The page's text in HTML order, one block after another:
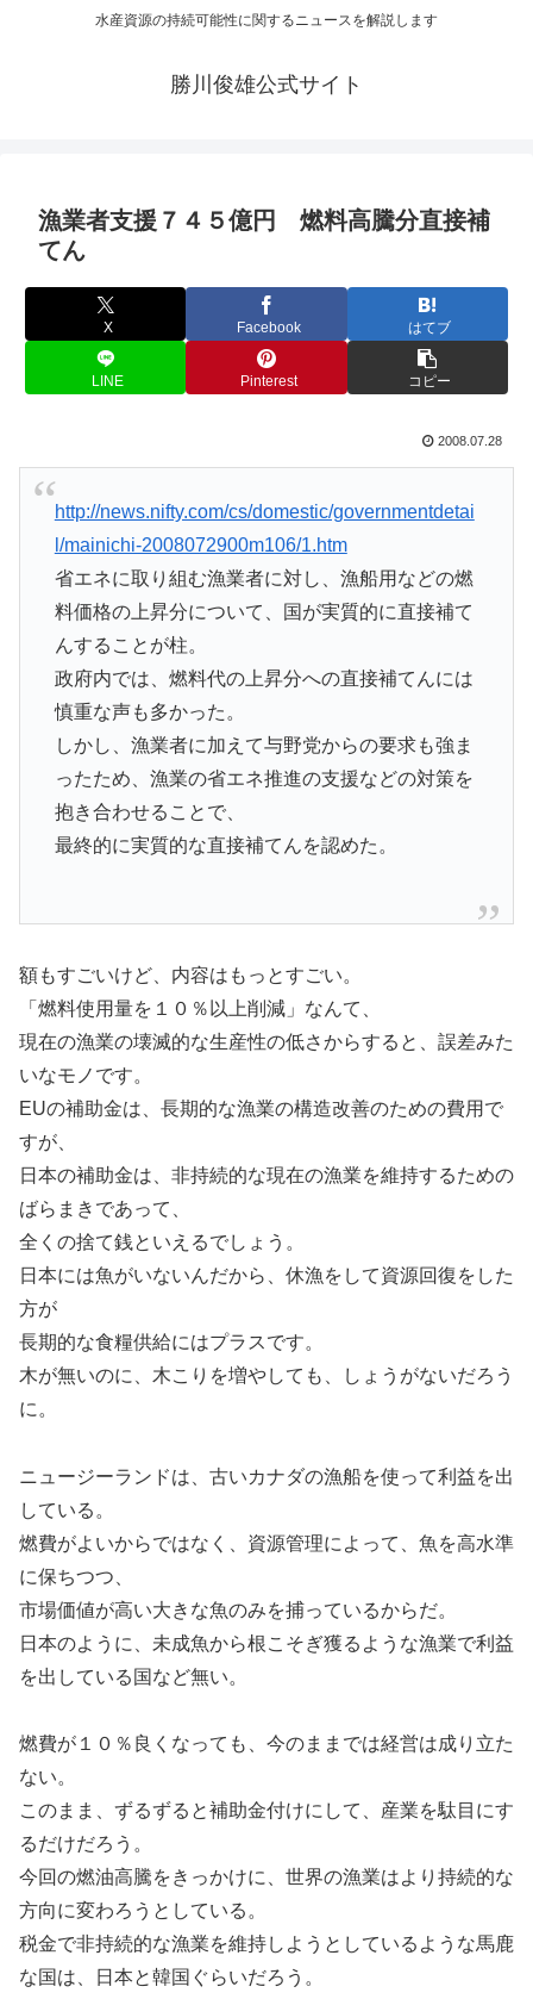
水産資源の持続可能性に関するニュースを解説します
勝川俊雄公式サイト
漁業者支援７４５億円 燃料高騰分直接補
てん
X Facebook はてブ
LINE Pinterest コピー
2008.07.28
http://news.nifty.com/cs/domestic/governmentdetai
l/mainichi-2008072900m106/1.htm
省エネに取り組む漁業者に対し、漁船用などの燃
料価格の上昇分について、国が実質的に直接補て
んすることが柱。
政府内では、燃料代の上昇分への直接補てんには
慎重な声も多かった。
しかし、漁業者に加えて与野党からの要求も強ま
ったため、漁業の省エネ推進の支援などの対策を
抱き合わせることで、
最終的に実質的な直接補てんを認めた。
額もすごいけど、内容はもっとすごい。
「燃料使用量を１０％以上削減」なんて、
現在の漁業の壊滅的な生産性の低さからすると、誤差みた
いなモノです。
EUの補助金は、長期的な漁業の構造改善のための費用で
すが、
日本の補助金は、非持続的な現在の漁業を維持するための
ばらまきであって、
全くの捨て銭といえるでしょう。
日本には魚がいないんだから、休漁をして資源回復をした
方が
長期的な食糧供給にはプラスです。
木が無いのに、木こりを増やしても、しょうがないだろう
に。
ニュージーランドは、古いカナダの漁船を使って利益を出
している。
燃費がよいからではなく、資源管理によって、魚を高水準
に保ちつつ、
市場価値が高い大きな魚のみを捕っているからだ。
日本のように、未成魚から根こそぎ獲るような漁業で利益
を出している国など無い。
燃費が１０％良くなっても、今のままでは経営は成り立た
ない。
このまま、ずるずると補助金付けにして、産業を駄目にす
るだけだろう。
今回の燃油高騰をきっかけに、世界の漁業はより持続的な
方向に変わろうとしている。
税金で非持続的な漁業を維持しようとしているような馬鹿
な国は、日本と韓国ぐらいだろう。